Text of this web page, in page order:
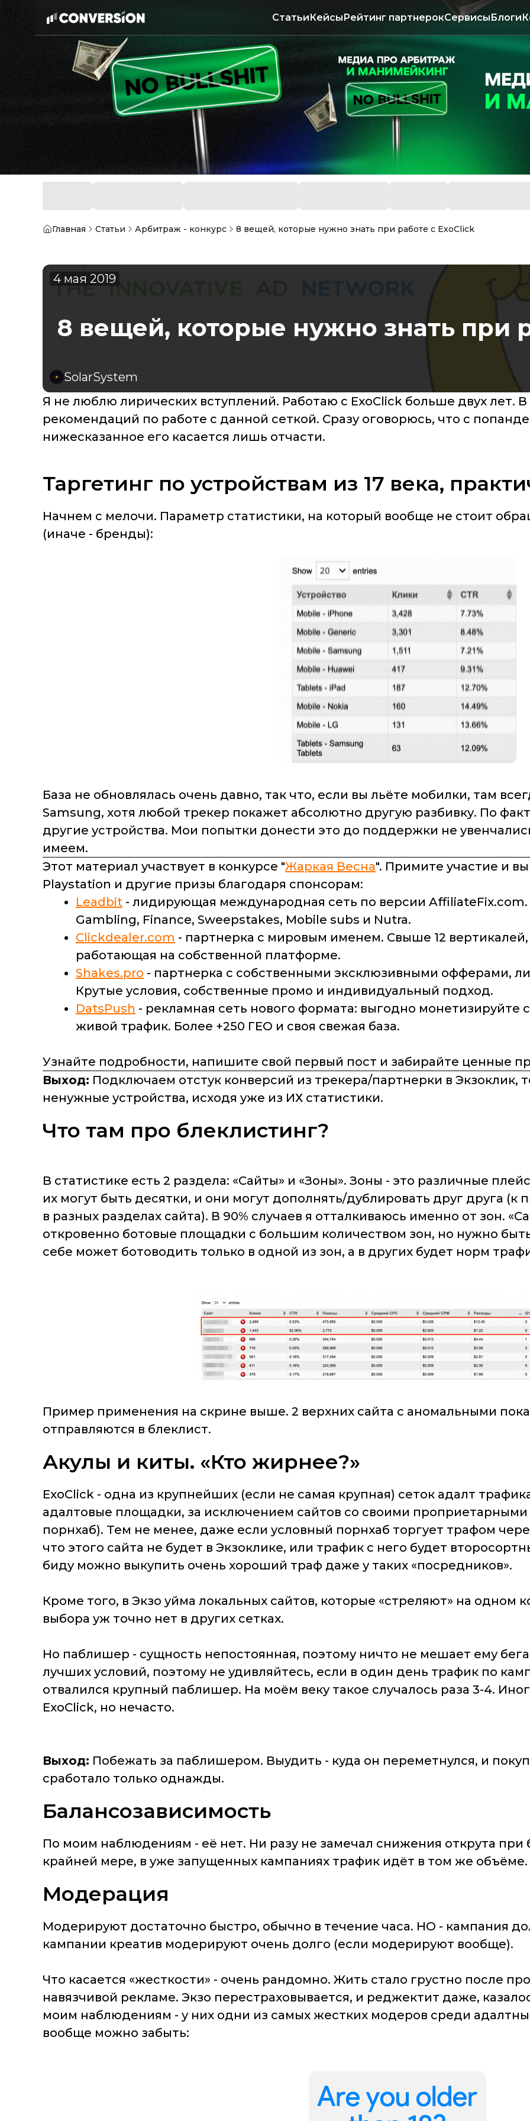
СтатьиКейсыРейтинг партнерокСервисыБлоги
Главная Статьи Арбитраж - конкурс 8 вещей, которые нужно знать при работе с ExoClick
4 мая 2019
8 вещей, которые нужно знать при
SolarSystem
Я не люблю лирических вступлений. Работаю с ExoClick больше двух лет.
рекомендаций по работе с данной сеткой. Сразу оговорюсь, что с
нижесказанное его касается лишь отчасти.
Таргетинг по устройствам из 17 века,
Начнем с мелочи. Параметр статистики, на который вообще не стоит
(иначе - бренды):
База не обновлялась очень давно, так что, если вы льёте мобилки, там
Samsung, хотя любой трекер покажет абсолютно другую разбивку. По
другие устройства. Мои попытки донести это до поддержки не
имеем.
Этот материал участвует в конкурсе "Жаркая Весна". Примите участие и
Playstation и другие призы благодаря спонсорам:
Leadbit - лидирующая международная сеть по версии
Gambling, Finance, Sweepstakes, Mobile subs и Nutra.
Clickdealer.com - партнерка с мировым именем. Свыше 12
работающая на собственной платформе.
Shakes.pro - партнерка с собственными эксклюзивными офферами,
Крутые условия, собственные промо и индивидуальный подход.
DatsPush - рекламная сеть нового формата: выгодно монетизируйте
живой трафик. Более +250 ГЕО и своя свежая база.
Узнайте подробности, напишите свой первый пост и забирайте ценные
Выход: Подключаем отстук конверсий из трекера/партнерки в Экзоклик,
ненужные устройства, исходя уже из ИХ статистики.
Что там про блеклистинг?
В статистике есть 2 раздела: «Сайты» и «Зоны». Зоны - это различные
их могут быть десятки, и они могут дополнять/дублировать друг друга
в разных разделах сайта). В 90% случаев я отталкиваюсь именно от зон.
откровенно ботовые площадки с большим количеством зон, но нужно
себе может ботоводить только в одной из зон, а в других будет норм
Пример применения на скрине выше. 2 верхних сайта с аномальными
отправляются в блеклист.
Акулы и киты. «Кто жирнее?»
ExoClick - одна из крупнейших (если не самая крупная) сеток адалт
адалтовые площадки, за исключением сайтов со своими проприетарными
порнхаб). Тем не менее, даже если условный порнхаб торгует трафом
что этого сайта не будет в Экзоклике, или трафик с него будет
биду можно выкупить очень хороший траф даже у таких «посредников».
Кроме того, в Экзо уйма локальных сайтов, которые «стреляют» на одном
выбора уж точно нет в других сетках.
Но паблишер - сущность непостоянная, поэтому ничто не мешает ему
лучших условий, поэтому не удивляйтесь, если в один день трафик по
отвалился крупный паблишер. На моём веку такое случалось раза 3-4.
ExoClick, но нечасто.
Выход: Побежать за паблишером. Выудить - куда он переметнулся, и
сработало только однажды.
Балансозависимость
По моим наблюдениям - её нет. Ни разу не замечал снижения открута при
крайней мере, в уже запущенных кампаниях трафик идёт в том же объёме.
Модерация
Модерируют достаточно быстро, обычно в течение часа. НО - кампания
кампании креатив модерируют очень долго (если модерируют вообще).
Что касается «жесткости» - очень рандомно. Жить стало грустно после
навязчивой рекламе. Экзо перестраховывается, и реджектит даже,
моим наблюдениям - у них одни из самых жестких модеров среди
вообще можно забыть: